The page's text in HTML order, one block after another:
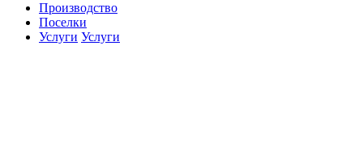
Производство
Поселки
Услуги Услуги